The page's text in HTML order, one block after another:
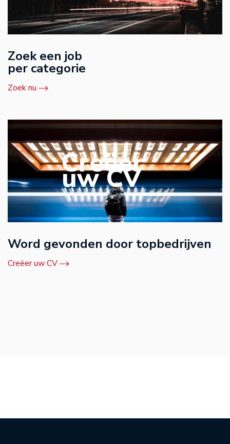
Zoek een job
per categorie
Zoek nu
Creëer
uw CV
Word gevonden door topbedrijven
Creëer uw CV